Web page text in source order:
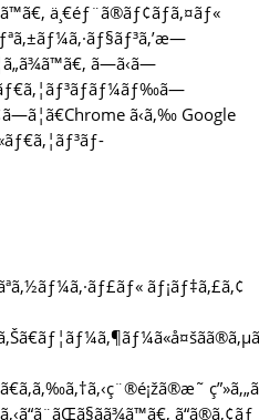
ä¸€éƒ¨ã®ãƒ¢ãƒã‚¤ãƒ«
ã—ã‹ã—
ã‹ã‚‰ Google
ãƒ¡ãƒ‡ã‚£ã‚¢
ã“ã®ã‚¢ãƒ